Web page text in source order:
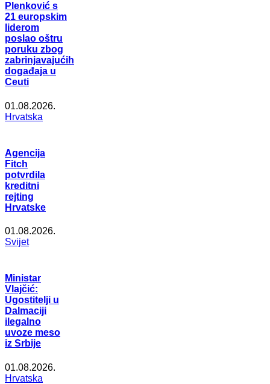
Plenković s
21 europskim
liderom
poslao oštru
poruku zbog
zabrinjavajućih
događaja u
Ceuti
01.08.2026.
Hrvatska
Agencija
Fitch
potvrdila
kreditni
rejting
Hrvatske
01.08.2026.
Svijet
Ministar
Vlajčić:
Ugostitelji u
Dalmaciji
ilegalno
uvoze meso
iz Srbije
01.08.2026.
Hrvatska